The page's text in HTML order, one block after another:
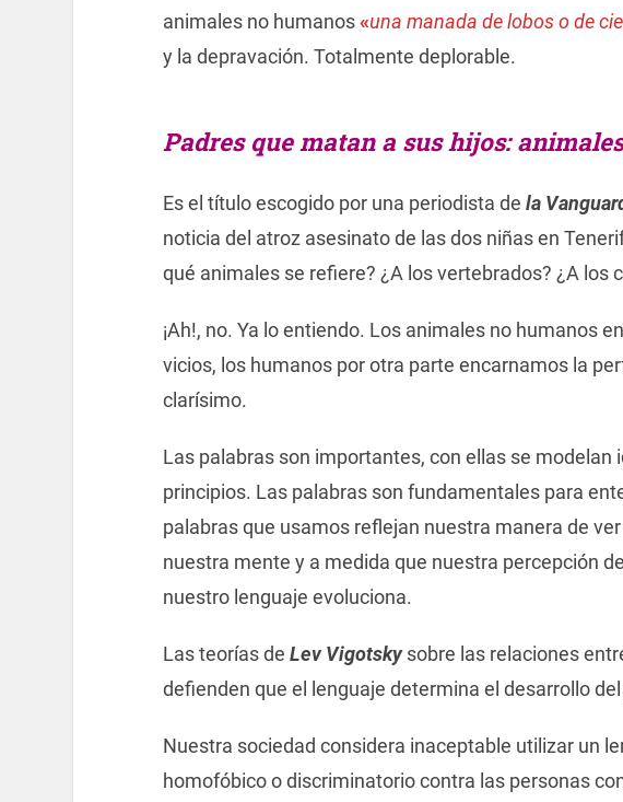
animales no humanos«una manada de lobos o de
y la depravación. Totalmente deplorable.
Padres que matan a sus hijos:
Es el título escogido por una periodista de la
noticia del atroz asesinato de las dos niñas en
qué animales se refiere? ¿A los vertebrados? ¿A los
¡Ah!, no. Ya lo entiendo. Los animales no humanos
vicios, los humanos por otra parte encarnamos la
clarísimo.
Las palabras son importantes, con ellas se modelan
principios. Las palabras son fundamentales para
palabras que usamos reflejan nuestra manera de
nuestra mente y a medida que nuestra percepción
nuestro lenguaje evoluciona.
Las teorías de Lev Vigotskysobre las relaciones
defienden que el lenguaje determina el desarrollo
Nuestra sociedad considera inaceptable utilizar un
homofóbico o discriminatorio contra las personas